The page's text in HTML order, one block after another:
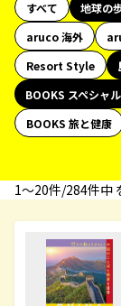
すべて 地球の
aruco 海外
Resort Style
BOOKS スペシャ
BOOKS 旅と健康
1〜20件/284件中